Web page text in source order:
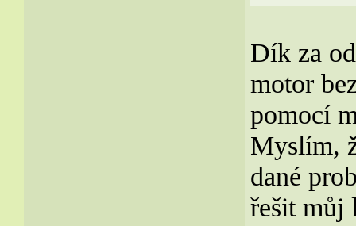
Dík za
motor
pomocí
Myslím,
dané
řešit můj